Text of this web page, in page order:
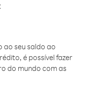
ao seu saldo ao
é possível fazer
do mundo com as